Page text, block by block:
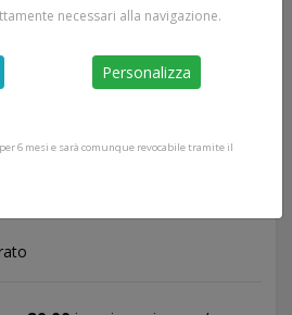
necessari alla navigazione.
Personalizza
6 mesi e sarà comunque revocabile tramite il